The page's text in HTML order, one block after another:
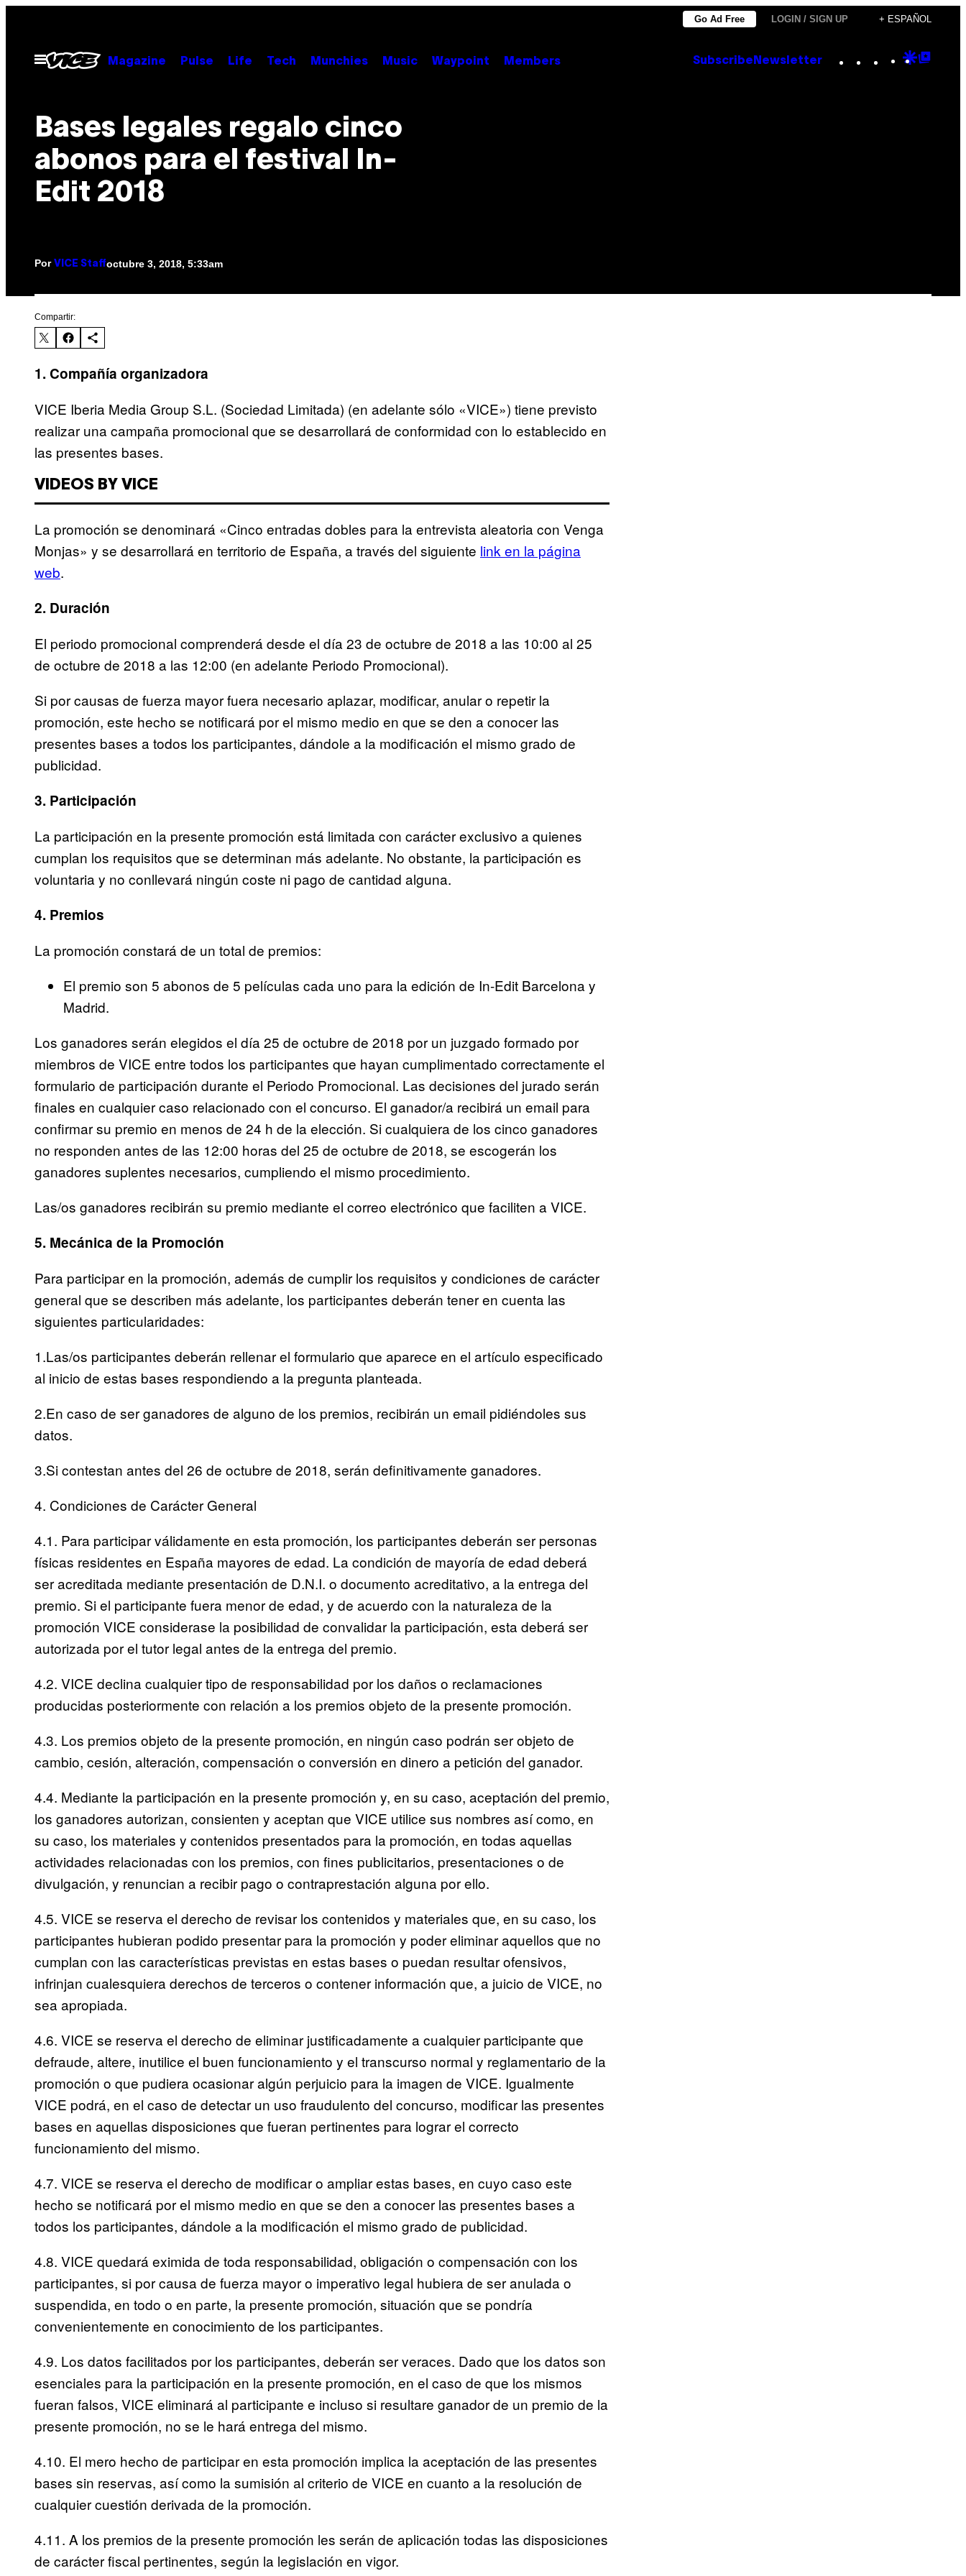
contenido
Go Ad Free LOGIN / SIGN UP + ESPAÑOL
Abrir
Menú
Magazine Pulse Life Tech Munchies Music Waypoint Members Subscribe Newsletter Instagram
TikTok
YouTube
Google
Bases legales regalo cinco
abonos para el festival In-
Edit 2018
Por VICE Staffoctubre 3, 2018, 5:33am
Compartir:
1. Compañía organizadora
VICE Iberia Media Group S.L. (Sociedad Limitada) (en adelante sólo «VICE») tiene previsto
realizar una campaña promocional que se desarrollará de conformidad con lo establecido en
las presentes bases.
VIDEOS BY VICE
La promoción se denominará «Cinco entradas dobles para la entrevista aleatoria con Venga
Monjas» y se desarrollará en territorio de España, a través del siguiente link en la página
web.
2. Duración
El periodo promocional comprenderá desde el día 23 de octubre de 2018 a las 10:00 al 25
de octubre de 2018 a las 12:00 (en adelante Periodo Promocional).
Si por causas de fuerza mayor fuera necesario aplazar, modificar, anular o repetir la
promoción, este hecho se notificará por el mismo medio en que se den a conocer las
presentes bases a todos los participantes, dándole a la modificación el mismo grado de
publicidad.
3. Participación
La participación en la presente promoción está limitada con carácter exclusivo a quienes
cumplan los requisitos que se determinan más adelante. No obstante, la participación es
voluntaria y no conllevará ningún coste ni pago de cantidad alguna.
4. Premios
La promoción constará de un total de premios:
El premio son 5 abonos de 5 películas cada uno para la edición de In-Edit Barcelona y
Madrid.
Los ganadores serán elegidos el día 25 de octubre de 2018 por un juzgado formado por
miembros de VICE entre todos los participantes que hayan cumplimentado correctamente el
formulario de participación durante el Periodo Promocional. Las decisiones del jurado serán
finales en cualquier caso relacionado con el concurso. El ganador/a recibirá un email para
confirmar su premio en menos de 24 h de la elección. Si cualquiera de los cinco ganadores
no responden antes de las 12:00 horas del 25 de octubre de 2018, se escogerán los
ganadores suplentes necesarios, cumpliendo el mismo procedimiento.
Las/os ganadores recibirán su premio mediante el correo electrónico que faciliten a VICE.
5. Mecánica de la Promoción
Para participar en la promoción, además de cumplir los requisitos y condiciones de carácter
general que se describen más adelante, los participantes deberán tener en cuenta las
siguientes particularidades:
1.Las/os participantes deberán rellenar el formulario que aparece en el artículo especificado
al inicio de estas bases respondiendo a la pregunta planteada.
2.En caso de ser ganadores de alguno de los premios, recibirán un email pidiéndoles sus
datos.
3.Si contestan antes del 26 de octubre de 2018, serán definitivamente ganadores.
4. Condiciones de Carácter General
4.1. Para participar válidamente en esta promoción, los participantes deberán ser personas
físicas residentes en España mayores de edad. La condición de mayoría de edad deberá
ser acreditada mediante presentación de D.N.I. o documento acreditativo, a la entrega del
premio. Si el participante fuera menor de edad, y de acuerdo con la naturaleza de la
promoción VICE considerase la posibilidad de convalidar la participación, esta deberá ser
autorizada por el tutor legal antes de la entrega del premio.
4.2. VICE declina cualquier tipo de responsabilidad por los daños o reclamaciones
producidas posteriormente con relación a los premios objeto de la presente promoción.
4.3. Los premios objeto de la presente promoción, en ningún caso podrán ser objeto de
cambio, cesión, alteración, compensación o conversión en dinero a petición del ganador.
4.4. Mediante la participación en la presente promoción y, en su caso, aceptación del premio,
los ganadores autorizan, consienten y aceptan que VICE utilice sus nombres así como, en
su caso, los materiales y contenidos presentados para la promoción, en todas aquellas
actividades relacionadas con los premios, con fines publicitarios, presentaciones o de
divulgación, y renuncian a recibir pago o contraprestación alguna por ello.
4.5. VICE se reserva el derecho de revisar los contenidos y materiales que, en su caso, los
participantes hubieran podido presentar para la promoción y poder eliminar aquellos que no
cumplan con las características previstas en estas bases o puedan resultar ofensivos,
infrinjan cualesquiera derechos de terceros o contener información que, a juicio de VICE, no
sea apropiada.
4.6. VICE se reserva el derecho de eliminar justificadamente a cualquier participante que
defraude, altere, inutilice el buen funcionamiento y el transcurso normal y reglamentario de la
promoción o que pudiera ocasionar algún perjuicio para la imagen de VICE. Igualmente
VICE podrá, en el caso de detectar un uso fraudulento del concurso, modificar las presentes
bases en aquellas disposiciones que fueran pertinentes para lograr el correcto
funcionamiento del mismo.
4.7. VICE se reserva el derecho de modificar o ampliar estas bases, en cuyo caso este
hecho se notificará por el mismo medio en que se den a conocer las presentes bases a
todos los participantes, dándole a la modificación el mismo grado de publicidad.
4.8. VICE quedará eximida de toda responsabilidad, obligación o compensación con los
participantes, si por causa de fuerza mayor o imperativo legal hubiera de ser anulada o
suspendida, en todo o en parte, la presente promoción, situación que se pondría
convenientemente en conocimiento de los participantes.
4.9. Los datos facilitados por los participantes, deberán ser veraces. Dado que los datos son
esenciales para la participación en la presente promoción, en el caso de que los mismos
fueran falsos, VICE eliminará al participante e incluso si resultare ganador de un premio de la
presente promoción, no se le hará entrega del mismo.
4.10. El mero hecho de participar en esta promoción implica la aceptación de las presentes
bases sin reservas, así como la sumisión al criterio de VICE en cuanto a la resolución de
cualquier cuestión derivada de la promoción.
4.11. A los premios de la presente promoción les serán de aplicación todas las disposiciones
de carácter fiscal pertinentes, según la legislación en vigor.